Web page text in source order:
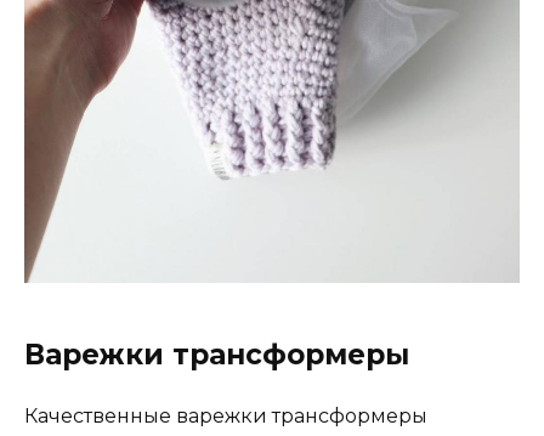
Варежки трансформеры
Качественные варежки трансформеры